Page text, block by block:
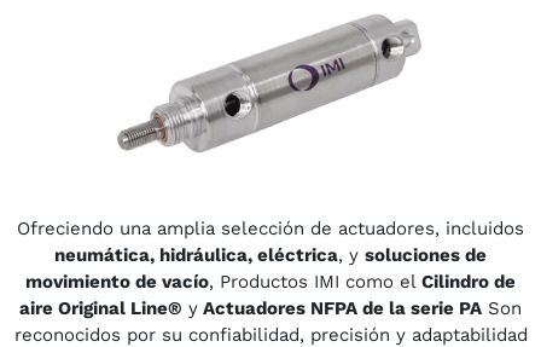
Ofreciendo una amplia selección de actuadores, incluidos
neumática, hidráulica, eléctrica, y soluciones de
movimiento de vacío, Productos IMI como el Cilindro de
aire Original Line® y Actuadores NFPA de la serie PA Son
reconocidos por su confiabilidad, precisión y adaptabilidad